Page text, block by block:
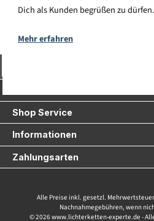
Dich als Kunden begrüßen zu dürfen.
Mehr erfahren
Shop Service
Informationen
Zahlungsarten
Alle Preise inkl. gesetzl.
Nachnahmegebühren, wenn
© 2026 www.lichterketten-experte.de -